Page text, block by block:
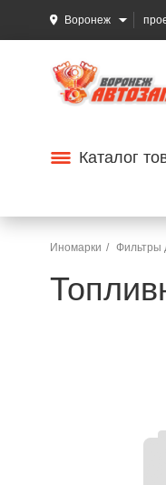
Воронеж
Каталог
Иномарки Фильтры